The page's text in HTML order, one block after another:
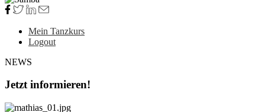
Mein Tanzkurs
Logout
NEWS
Jetzt informieren!